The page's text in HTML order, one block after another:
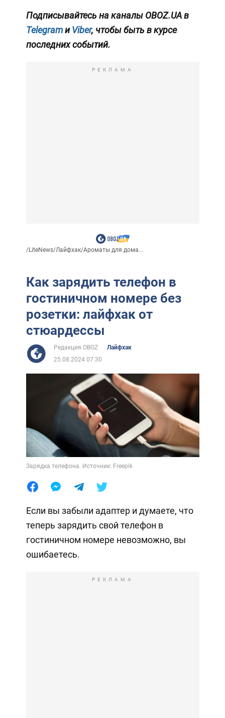
Подписывайтесь на каналы OBOZ.UA в
TelegramиViber, чтобы быть в курсе
последних событий.
РЕКЛАМА
/LiteNews/Лайфхак/Ароматы для дома...
Как зарядить телефон в
гостиничном номере без
розетки: лайфхак от
стюардессы
Редакция OBOZ
Лайфхак
25.08.2024 07:30
Зарядка телефона. Источник: Freepik
Если вы забыли адаптер и думаете, что
теперь зарядить свой телефон в
гостиничном номере невозможно, вы
ошибаетесь.
РЕКЛАМА